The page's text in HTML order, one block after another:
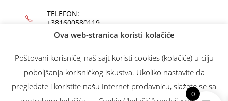
TELEFON:
+381600580119
office@kimbo.rs
WEBSITE:
kimbo.rs
Ova web-stranica koristi kolačiće
Poštovani korisniče, naš sajt koristi cookies (kolačiće) u cilju
poboljšanja korisničkog iskustva. Ukoliko nastavite da
pregledate i koristite našu Internet prodavnicu, slažete se sa
0